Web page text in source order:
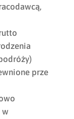
prze
w